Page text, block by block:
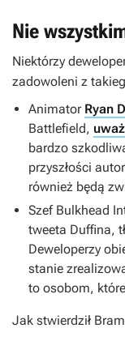
Nie
Niektórzy
zadowoleni z
Animator Ryan
Battlefield,
bardzo
przyszłości
również będą
Szef Bulkhead
tweeta Duffina,
Deweloperzy
stanie
to osobom,
Jak stwierdził